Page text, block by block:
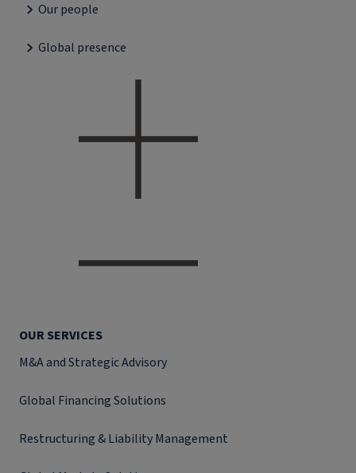
Our people
Global presence
OUR SERVICES
M&A and Strategic Advisory
Global Financing Solutions
Restructuring & Liability Management